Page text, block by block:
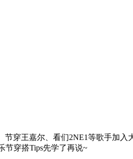
穿王嘉尔、看们2NE1等歌手加入
节穿搭Tips先学了再说~